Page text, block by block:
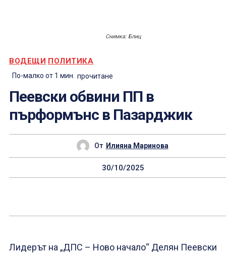
Снимка: Блиц
ВОДЕЩИ ПОЛИТИКА
По-малко от 1 мин. прочитане
Пеевски обвини ПП в
пърформънс в Пазарджик
От Илияна Маринова
30/10/2025
Лидерът на „ДПС – Ново начало“ Делян Пеевски